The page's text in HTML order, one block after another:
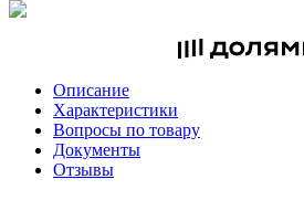
Описание
Характеристики
Вопросы по товару
Документы
Отзывы